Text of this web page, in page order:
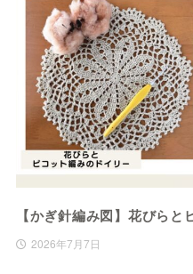
【かぎ針編み図】花びら
2026年7月7日